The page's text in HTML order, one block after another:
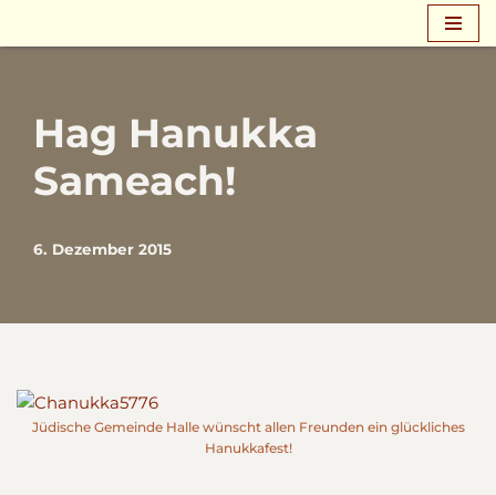
Hag Hanukka
Sameach!
6. Dezember 2015
Jüdische Gemeinde Halle wünscht allen Freunden ein glückliches
Hanukkafest!